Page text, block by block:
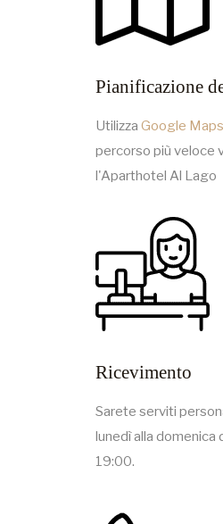
Pianificazione
Utilizza Google Maps
percorso più veloce
l'Aparthotel Al Lago
Ricevimento
Sarete serviti
lunedì alla domenica
19:00.